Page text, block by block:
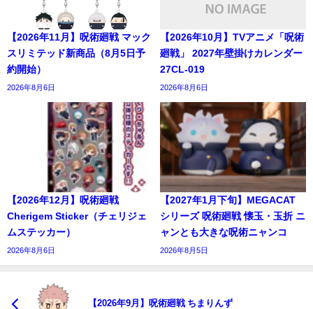
【2026年11月】呪術廻戦 マック
スリミテッド新商品（8月5日予
約開始）
2026年8月6日
【2026年10月】TVアニメ「呪術
廻戦」 2027年壁掛けカレンダー
27CL-019
2026年8月6日
【2026年12月】呪術廻戦
Cherigem Sticker（チェリジェ
ムステッカー）
2026年8月6日
【2027年1月下旬】MEGACAT
シリーズ 呪術廻戦 懐玉・玉折 ニ
ャンとも大きな呪術ニャンコ
2026年8月5日
【2026年9月】呪術廻戦 ちまりんず